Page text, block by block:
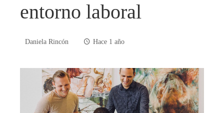
entorno laboral
Daniela Rincón Hace 1 año